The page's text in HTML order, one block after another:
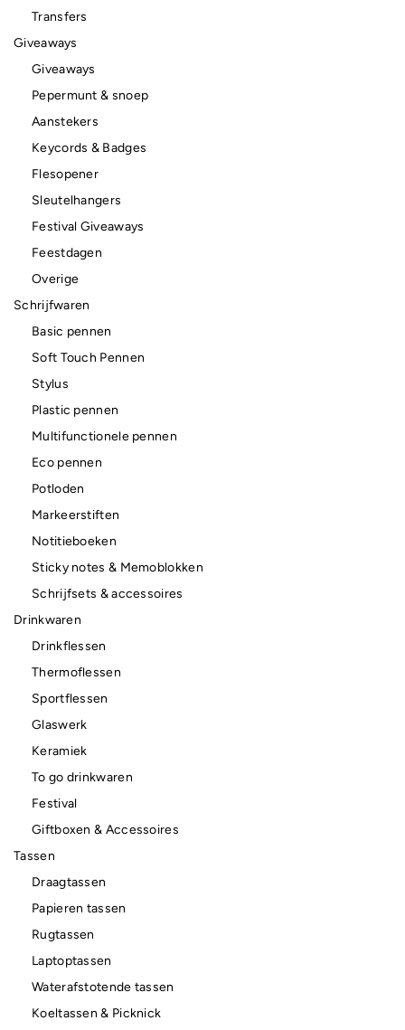
Transfers
Giveaways
Giveaways
Pepermunt & snoep
Aanstekers
Keycords & Badges
Flesopener
Sleutelhangers
Festival Giveaways
Feestdagen
Overige
Schrijfwaren
Basic pennen
Soft Touch Pennen
Stylus
Plastic pennen
Multifunctionele pennen
Eco pennen
Potloden
Markeerstiften
Notitieboeken
Sticky notes & Memoblokken
Schrijfsets & accessoires
Drinkwaren
Drinkflessen
Thermoflessen
Sportflessen
Glaswerk
Keramiek
To go drinkwaren
Festival
Giftboxen & Accessoires
Tassen
Draagtassen
Papieren tassen
Rugtassen
Laptoptassen
Waterafstotende tassen
Koeltassen & Picknick